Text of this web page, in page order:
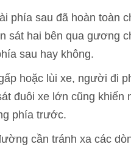
phía sau đã hoàn toàn
sát hai bên qua gương
sau hay không.
hoặc lùi xe, người đi
đuôi xe lớn cũng khiến
phía trước.
cần tránh xa các